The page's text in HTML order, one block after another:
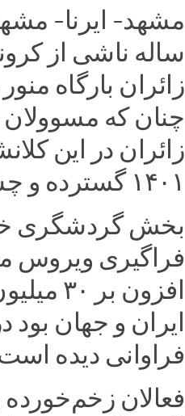
ساله ناشی از
زائران بارگاه
چنان که
زائران در این
۱۴۰۱ گسترده و چشمگیر پیش‌بینی کرده‌اند.
بخش گردشگری
فراگیری ویروس
افزون
ایران و جهان
فراوانی دیده
فعالان